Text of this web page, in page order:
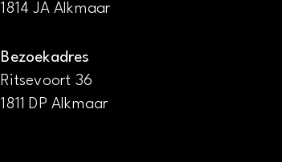
1814 JA Alkmaar
Bezoekadres
Ritsevoort 36
1811 DP Alkmaar